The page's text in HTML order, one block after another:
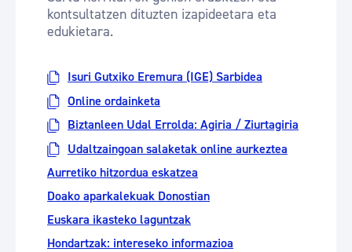
kontsultatzen dituzten izapideetara eta
edukietara.
Isuri Gutxiko Eremura (IGE) Sarbidea
Online ordainketa
Biztanleen Udal Errolda: Agiria / Ziurtagiria
Udaltzaingoan salaketak online aurkeztea
Aurretiko hitzordua eskatzea
Doako aparkalekuak Donostian
Euskara ikasteko laguntzak
Hondartzak: intereseko informazioa